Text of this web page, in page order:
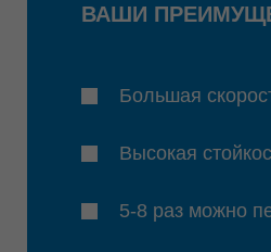
ВАШИ
Большая
Высокая
5-8 раз можно